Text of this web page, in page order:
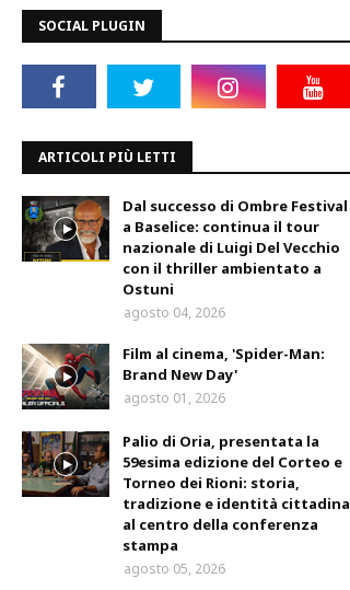
SOCIAL PLUGIN
ARTICOLI PIÙ LETTI
Dal successo di Ombre Festival
a Baselice: continua il tour
nazionale di Luigi Del Vecchio
con il thriller ambientato a
Ostuni
agosto 04, 2026
Film al cinema, 'Spider-Man:
Brand New Day'
agosto 01, 2026
Palio di Oria, presentata la
59esima edizione del Corteo e
Torneo dei Rioni: storia,
tradizione e identità cittadina
al centro della conferenza
stampa
agosto 05, 2026